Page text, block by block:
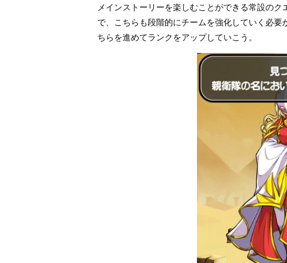
メインストーリーを楽しむことができる常設の
で、こちらも段階的にチームを強化していく必
ちらを進めてランクをアップしていこう。